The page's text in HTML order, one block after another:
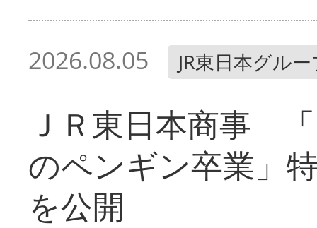
2026.08.05 JR東日本グル
ＪＲ東日本商事
のペンギン卒業」
を公開